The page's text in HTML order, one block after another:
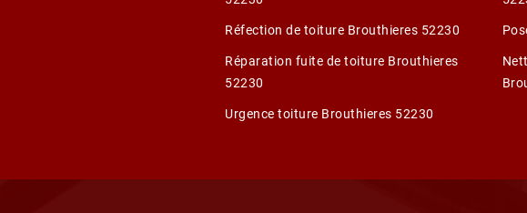
Réfection de toiture Brouthieres 52230
Réparation fuite de toiture Brouthieres
52230
Urgence toiture Brouthieres 52230